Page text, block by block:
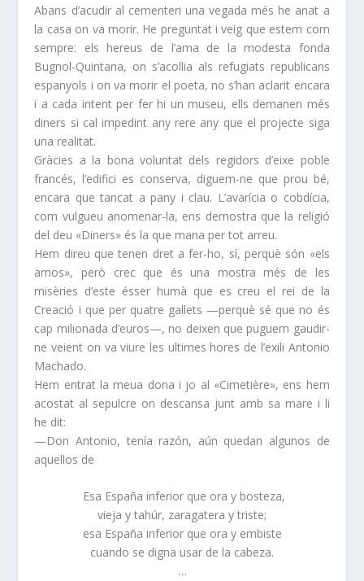
Abans d’acudir al cementeri una vegada més he anat a
la casa on va morir. He preguntat i veig que estem com
sempre: els hereus de l’ama de la modesta fonda
Bugnol-Quintana, on s’acollia als refugiats republicans
espanyols i on va morir el poeta, no s’han aclarit encara
i a cada intent per fer hi un museu, ells demanen més
diners si cal impedint any rere any que el projecte siga
una realitat.
Gràcies a la bona voluntat dels regidors d’eixe poble
francés, l’edifici es conserva, diguem-ne que prou bé,
encara que tancat a pany i clau. L’avarícia o cobdícia,
com vulgueu anomenar-la, ens demostra que la religió
del deu «Diners» és la que mana per tot arreu.
Hem direu que tenen dret a fer-ho, sí, perquè són «els
amos», però crec que és una mostra més de les
misèries d’este ésser humà que es creu el rei de la
Creació i que per quatre gallets —perquè sé que no és
cap milionada d’euros—, no deixen que puguem gaudir-
ne veient on va viure les ultimes hores de l’exili Antonio
Machado.
Hem entrat la meua dona i jo al «Cimetière», ens hem
acostat al sepulcre on descansa junt amb sa mare i li
he dit:
—Don Antonio, tenía razón, aún quedan algunos de
aquellos de
Esa España inferior que ora y bosteza,
vieja y tahúr, zaragatera y triste;
esa España inferior que ora y embiste
cuando se digna usar de la cabeza.
…